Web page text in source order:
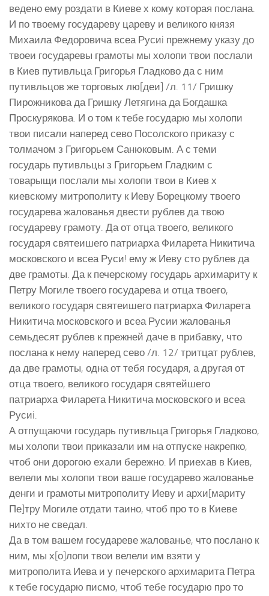
ведено ему роздати в Киеве х кому которая послана.
И по твоему государеву цареву и великого князя
Михаила Федоровича всеа Русиi прежнему указу до
твоеи государевы грамоты мы холопи твои послали
в Киев путивльца Григорья Гладково да с ним
путивльцов же торговых лю[деи] /л. 11/ Гришку
Пирожникова да Гришку Летягина да Богдашка
Проскурякова. И о том к тебе государю мы холопи
твои писали наперед сево Посолского приказу с
толмачом з Григорьем Санюковым. А с теми
государь путивльцы з Григорьем Гладким с
товарыщи послали мы холопи твои в Киев х
киевскому митрополиту к Иеву Борецкому твоего
государева жалованья двести рублев да твою
государеву грамоту. Да от отца твоего, великого
государя святеишего патриарха Филарета Никитича
московского и всеа Руси! ему ж Иеву сто рублев да
две грамоты. Да к печерскому государь архимариту к
Петру Могиле твоего государева и отца твоего,
великого государя святеишего патриарха Филарета
Никитича московского и всеа Русии жалованья
семьдесят рублев к прежней даче в прибавку, что
послана к нему наперед сево /л. 12/ тритцат рублев,
да две грамоты, одна от тебя государя, а другая от
отца твоего, великого государя святейшего
патриарха Филарета Никитича московского и всеа
Русиi.
А отпущаючи государь путивльца Григорья Гладково,
мы холопи твои приказали им на отпуске накрепко,
чтоб они дорогою ехали бережно. И приехав в Киев,
велели мы холопи твои ваше государево жалованье
денги и грамоты митрополиту Иеву и архи[мариту
Пе]тру Могиле отдати таино, чтоб про то в Киеве
нихто не сведал.
Да в том вашем государеве жалованье, что послано к
ним, мы х[о]лопи твои велели им взяти у
митрополита Иева и у печерского архимарита Петра
к тебе государю писмо, чтоб тебе государю про то